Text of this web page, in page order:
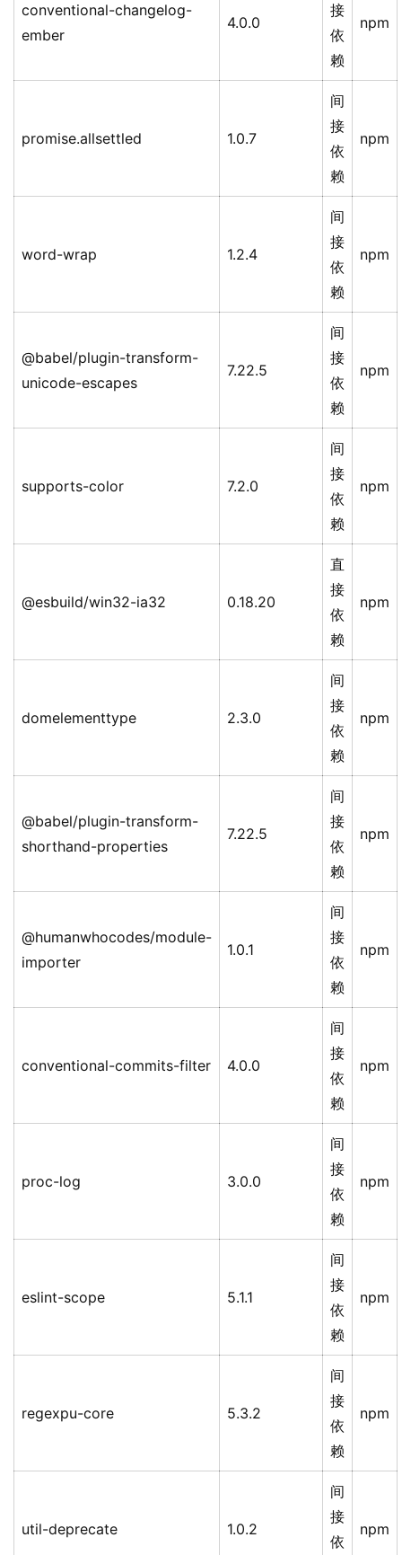
conventional-changelog-
ember
4.0.0
接
依
赖
npm
promise.allsettled 1.0.7
间
接
依
赖
npm
word-wrap 1.2.4
间
接
依
赖
npm
@babel/plugin-transform-
unicode-escapes
7.22.5
间
接
依
赖
npm
supports-color 7.2.0
间
接
依
赖
npm
@esbuild/win32-ia32 0.18.20
直
接
依
赖
npm
domelementtype 2.3.0
间
接
依
赖
npm
@babel/plugin-transform-
shorthand-properties
7.22.5
间
接
依
赖
npm
@humanwhocodes/module-
importer
1.0.1
间
接
依
赖
npm
conventional-commits-filter 4.0.0
间
接
依
赖
npm
proc-log 3.0.0
间
接
依
赖
npm
eslint-scope 5.1.1
间
接
依
赖
npm
regexpu-core 5.3.2
间
接
依
赖
npm
util-deprecate 1.0.2
间
接
依
npm